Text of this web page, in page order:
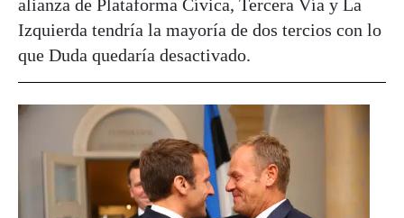
alianza de Plataforma Cívica, Tercera Vía y La
Izquierda tendría la mayoría de dos tercios con lo
que Duda quedaría desactivado.